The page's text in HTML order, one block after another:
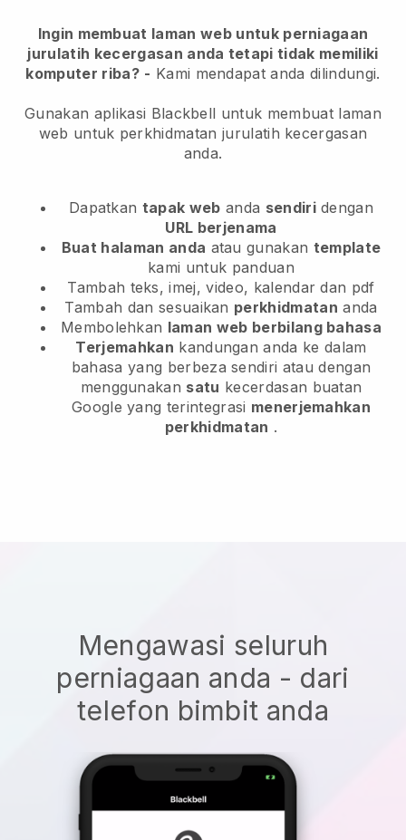
Ingin membuat laman web untuk perniagaan
jurulatih kecergasan anda tetapi tidak memiliki
komputer riba? - Kami mendapat anda dilindungi.
Gunakan aplikasi Blackbell untuk membuat laman
web untuk perkhidmatan jurulatih kecergasan
anda.
Dapatkan tapak web anda sendiridengan
URL berjenama
Buat halaman anda atau gunakan template
kami untuk panduan
Tambah teks, imej, video, kalendar dan pdf
Tambah dan sesuaikan perkhidmatan anda
Membolehkan laman web berbilang bahasa
Terjemahkan kandungan anda ke dalam
bahasa yang berbeza sendiri atau dengan
menggunakan satu kecerdasan buatan
Google yang terintegrasi menerjemahkan
perkhidmatan .
Mengawasi seluruh
perniagaan anda - dari
telefon bimbit anda